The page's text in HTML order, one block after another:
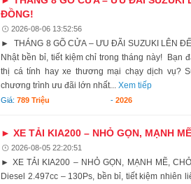
ĐỒNG!
2026-08-06 13:52:56
► THÁNG 8 GÕ CỬA – ƯU ĐÃI SUZUKI LÊN
Nhật bền bỉ, tiết kiệm chỉ trong tháng này! Bạn
thị cá tính hay xe thương mại chạy dịch vụ?
chương trình ưu đãi lớn nhất...Xem tiếp
Giá:789 Triệu - 2026
► XE TẢI KIA200 – NHỎ GỌN, MẠNH
2026-08-05 22:20:51
► XE TẢI KIA200 – NHỎ GỌN, MẠNH MẼ,
Diesel 2.497cc – 130Ps, bền bỉ, tiết kiệm nhiên